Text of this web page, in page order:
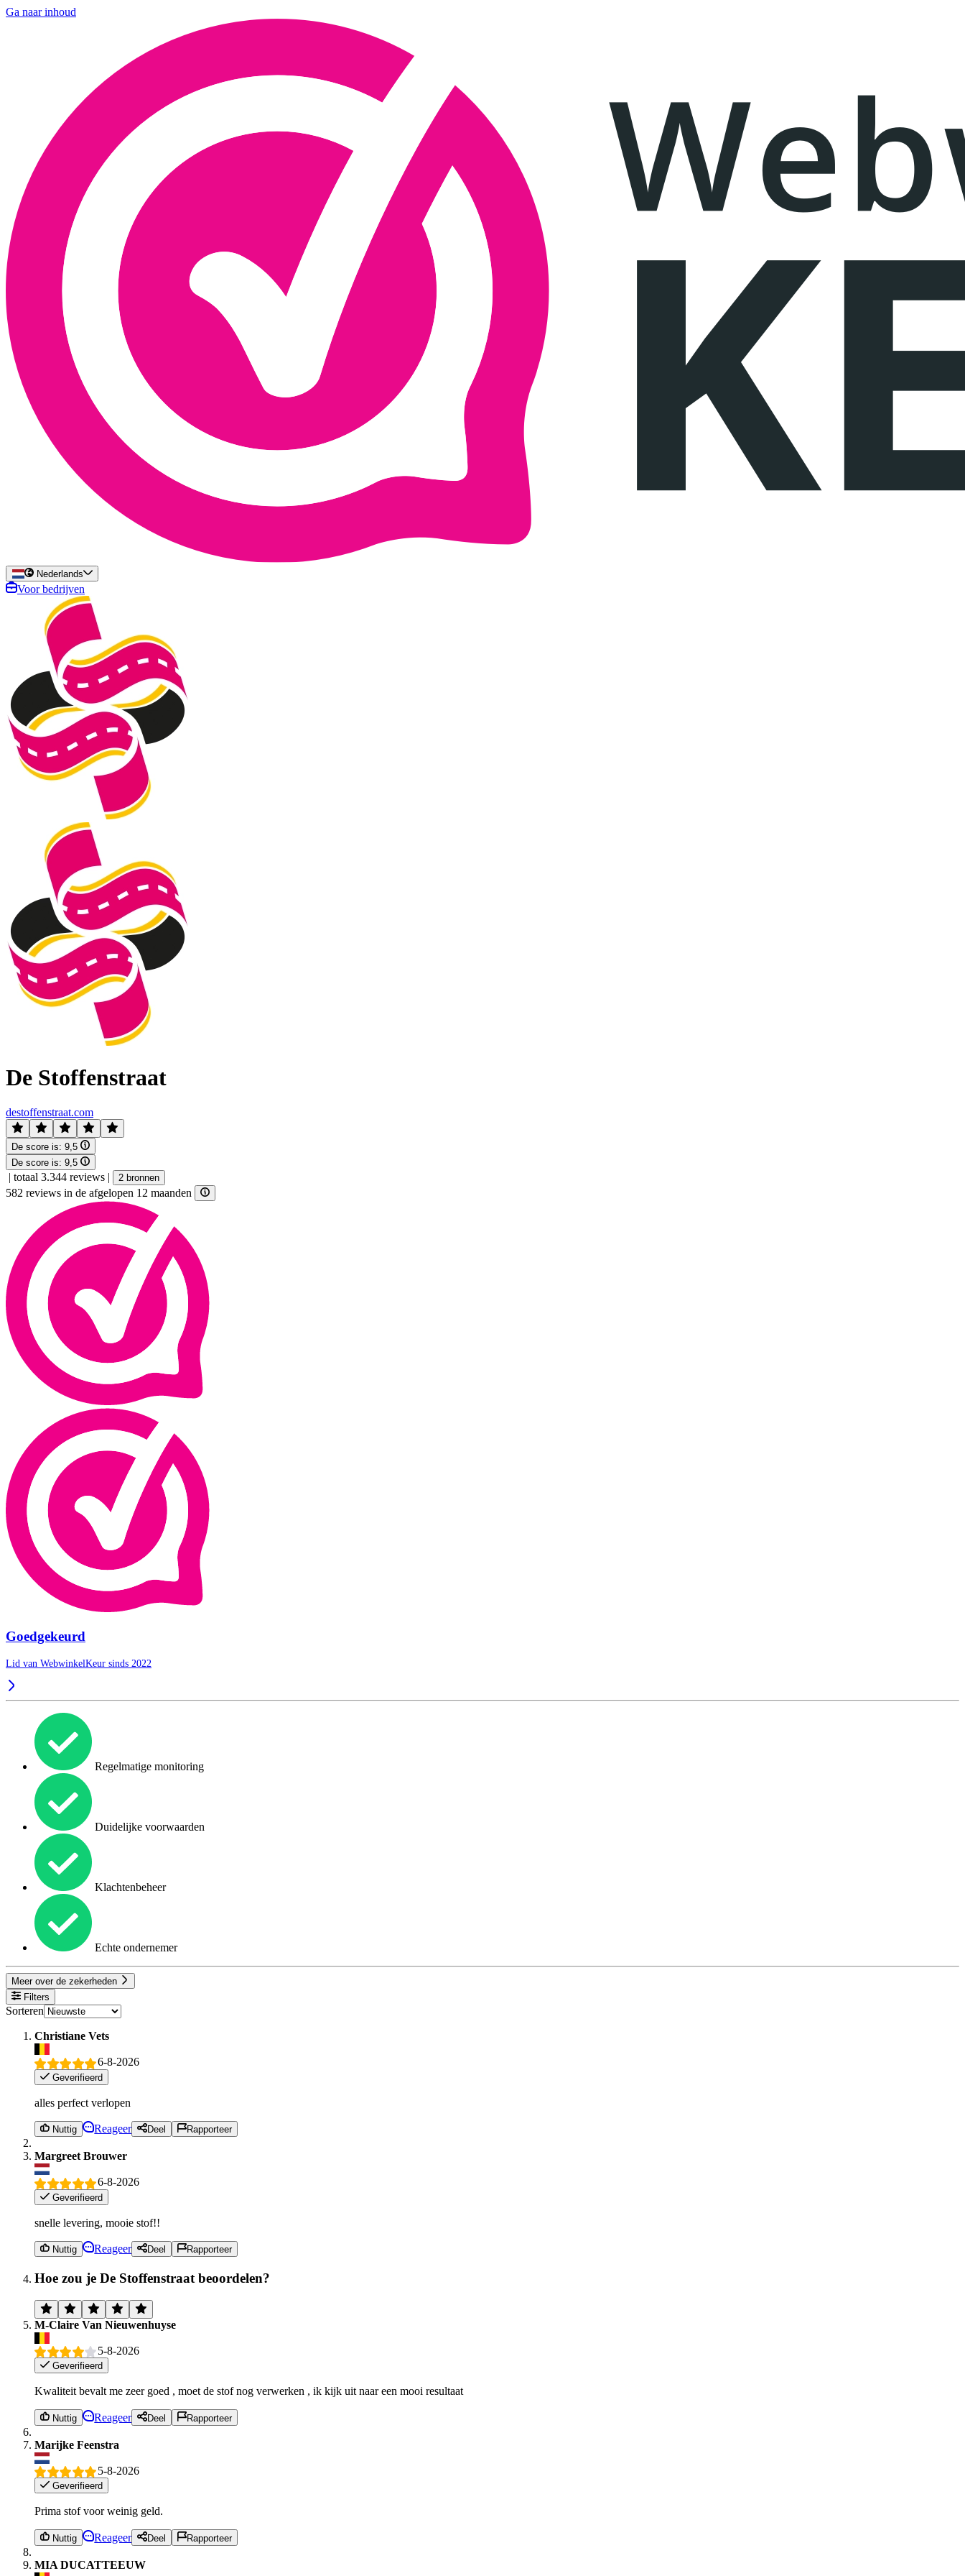
Ga naar inhoud
Nederlands
Voor bedrijven
De Stoffenstraat
destoffenstraat.com
De score is: 9,5
De score is: 9,5
| totaal 3.344 reviews | 2 bronnen
582 reviews in de afgelopen 12 maanden
Goedgekeurd
Lid van WebwinkelKeur sinds 2022
Regelmatige monitoring
Duidelijke voorwaarden
Klachtenbeheer
Echte ondernemer
Meer over de zekerheden
Filters
Sorteren
Christiane Vets
6-8-2026
Geverifieerd
alles perfect verlopen
Nuttig Reageer Deel Rapporteer
Margreet Brouwer
6-8-2026
Geverifieerd
snelle levering, mooie stof!!
Nuttig Reageer Deel Rapporteer
Hoe zou je De Stoffenstraat beoordelen?
M-Claire Van Nieuwenhuyse
5-8-2026
Geverifieerd
Kwaliteit bevalt me zeer goed , moet de stof nog verwerken , ik kijk uit naar een mooi resultaat
Nuttig Reageer Deel Rapporteer
Marijke Feenstra
5-8-2026
Geverifieerd
Prima stof voor weinig geld.
Nuttig Reageer Deel Rapporteer
MIA DUCATTEEUW